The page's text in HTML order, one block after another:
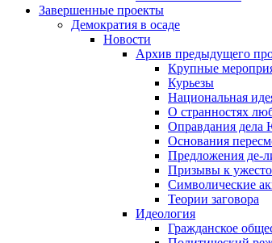
Завершенные проекты
Демократия в осаде
Новости
Архив предыдущего
Крупные
Курьезы
Национальная
О странностях
Оправдания
Основания
Предложения де-
Призывы к
Символические
Теории заговора
Идеология
Гражданское